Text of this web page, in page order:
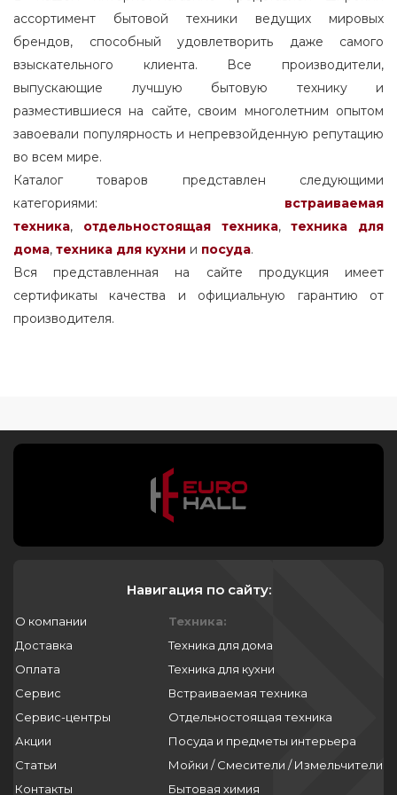
midea холодильник как переключить
как отрегулировать температуру в
холодильнике midea
потребление холодильника midea квт час
какой компрессор в холодильнике midea
как работает холодильник midea
midea холодильник настройка
температуры
дисплей холодильника midea
холодильник midea как настроить
как настроить холодильник midea
Встраиваемые холодильники
Встраиваемый двухкамерный
холодильник liebherr
Встраиваемый холодильник liebherr
ассортимент бытовой техники ведущих мировых
брендов, способный удовлетворить даже самого
взыскательного клиента. Все производители,
выпускающие лучшую бытовую технику и
разместившиеся на сайте, своим многолетним опытом
завоевали популярность и непревзойденную репутацию
во всем мире.
Каталог товаров представлен следующими
категориями: встраиваемая
техника, отдельностоящаятехника,
техника для
дома, техника для кухни и посуда.
Вся представленная на сайте продукция имеет
сертификаты качества и официальную гарантию от
производителя.
Навигация по сайту:
О компании
Доставка
Оплата
Сервис
Сервис-центры
Акции
Статьи
Контакты
Техника:
Техника для дома
Техника для кухни
Встраиваемая техника
Отдельностоящая техника
Посуда и предметы интерьера
Мойки / Смесители / Измельчители
Бытовая химия